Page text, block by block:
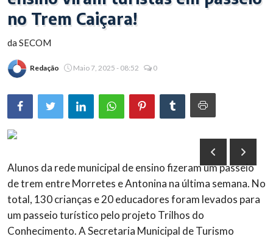
Brasil
no Trem Caiçara!
da SECOM
Redação Maio 7, 2025 - 08:52 0
Alunos da rede municipal de ensino fizeram um passeio
de trem entre Morretes e Antonina na última semana. No
total, 130 crianças e 20 educadores foram levados para
um passeio turístico pelo projeto Trilhos do
Conhecimento. A Secretaria Municipal de Turismo